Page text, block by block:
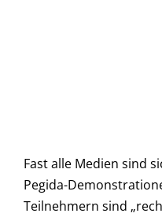
Fast alle Medien sind
Pegida-
Teilnehmern sind